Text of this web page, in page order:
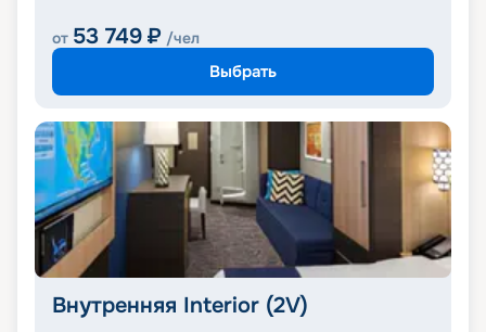
от 53 749 ₽ /чел
Выбрать
Внутренняя Interior (2V)